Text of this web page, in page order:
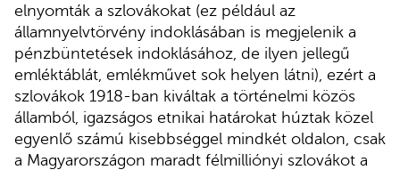
elnyomták a szlovákokat (ez például az
államnyelvtörvény indoklásában is megjelenik a
pénzbüntetések indoklásához, de ilyen jellegű
emléktáblát, emlékművet sok helyen látni), ezért a
szlovákok 1918-ban kiváltak a történelmi közös
államból, igazságos etnikai határokat húztak közel
egyenlő számú kisebbséggel mindkét oldalon, csak
a Magyarországon maradt félmilliónyi szlovákot a